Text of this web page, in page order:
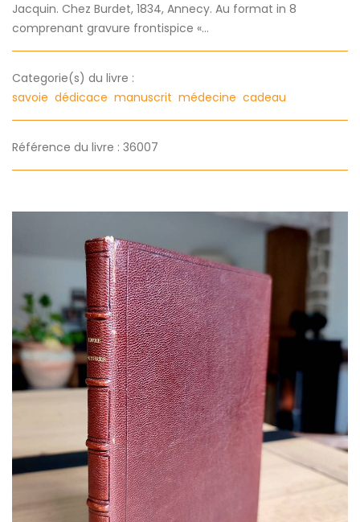
Jacquin. Chez Burdet, 1834, Annecy. Au format in 8
comprenant gravure frontispice «...
Categorie(s) du livre :
savoie dédicace manuscrit médecine cadeau
Référence du livre : 36007